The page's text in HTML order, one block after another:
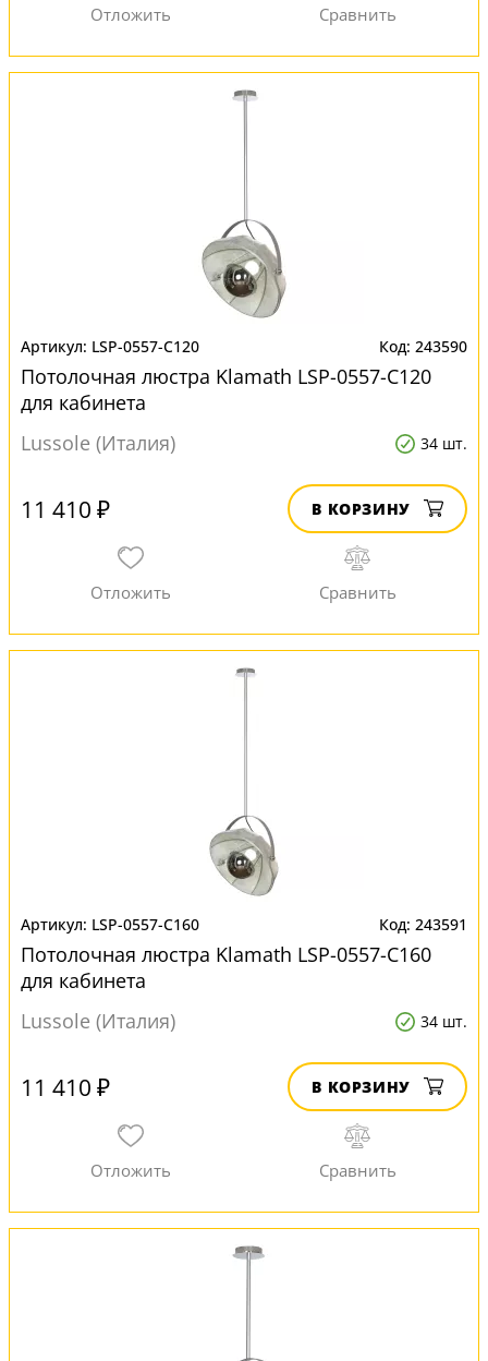
LSP-0557-C120 243590
Потолочная люстра Klamath LSP-0557-C120
для кабинета
Lussole (Италия)
34 шт.
11 410 ₽ В КОРЗИНУ
LSP-0557-C160 243591
Потолочная люстра Klamath LSP-0557-C160
для кабинета
Lussole (Италия)
34 шт.
11 410 ₽ В КОРЗИНУ